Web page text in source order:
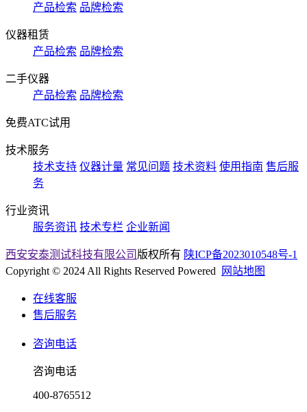
产品检索 品牌检索
仪器租赁
产品检索 品牌检索
二手仪器
产品检索 品牌检索
免费ATC试用
技术服务
技术支持 仪器计量 常见问题 技术资料 使用指南 售后服
务
行业资讯
服务资讯 技术专栏 企业新闻
西安安泰测试科技有限公司 版权所有 陕ICP备2023010548号-1
Copyright © 2024 All Rights Reserved Powered
网站地图
在线客服
售后服务
咨询电话
咨询电话
400-8765512